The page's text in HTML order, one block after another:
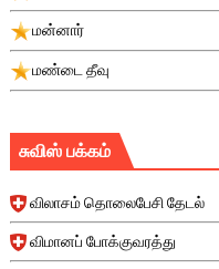
மன்னார்
மண்டை தீவு
சுவிஸ் பக்கம்
விலாசம் தொலைபேசி தேடல்
விமானப் போக்குவரத்து